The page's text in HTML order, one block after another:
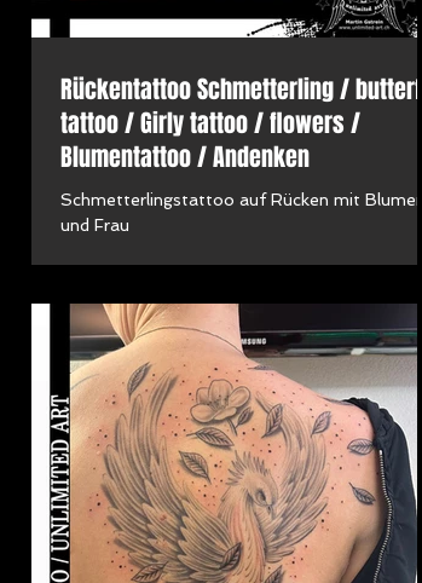
Rückentattoo Schmetterling / butterfly
tattoo / Girly tattoo / flowers /
Blumentattoo / Andenken
Schmetterlingstattoo auf Rücken mit Blumen
und Frau